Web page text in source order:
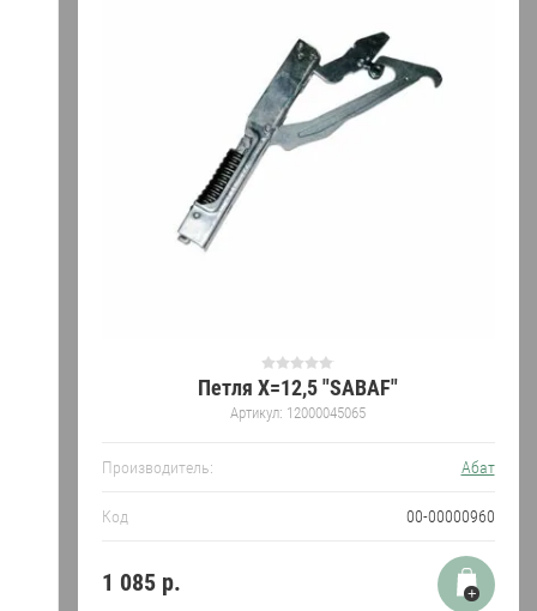
Петля X=12,5 "SABAF"
Артикул: 12000045065
Производитель: Абат
Код 00-00000960
1 085р.